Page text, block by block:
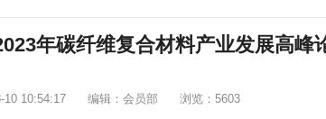
年碳纤维复合材料产业发展高峰
10 10:54:17 编辑：会员部 浏览：5603